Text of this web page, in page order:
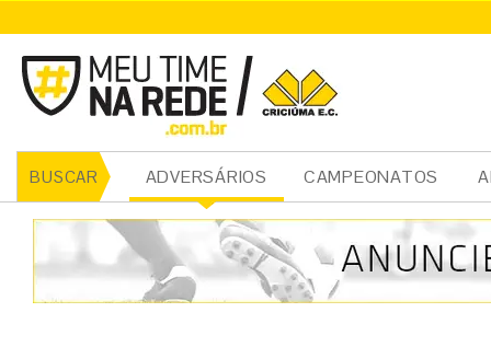
BUSCAR ADVERSÁRIOS CAMPEONATOS
CRICIÚMA